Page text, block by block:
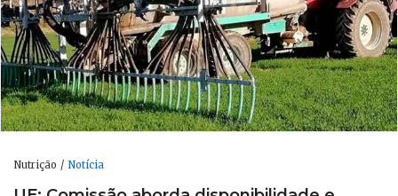
Nutrição Notícia